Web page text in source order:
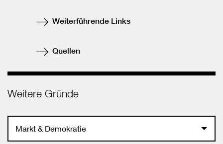
teilen
Weiterführende Links
Quellen
Weitere Gründe
Markt & Demokratie